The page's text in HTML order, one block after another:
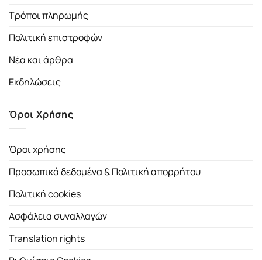
Τρόποι πληρωμής
Πολιτική επιστροφών
Νέα και άρθρα
Εκδηλώσεις
Όροι Χρήσης
Όροι χρήσης
Προσωπικά δεδομένα & Πολιτική απορρήτου
Πολιτική cookies
Ασφάλεια συναλλαγών
Translation rights